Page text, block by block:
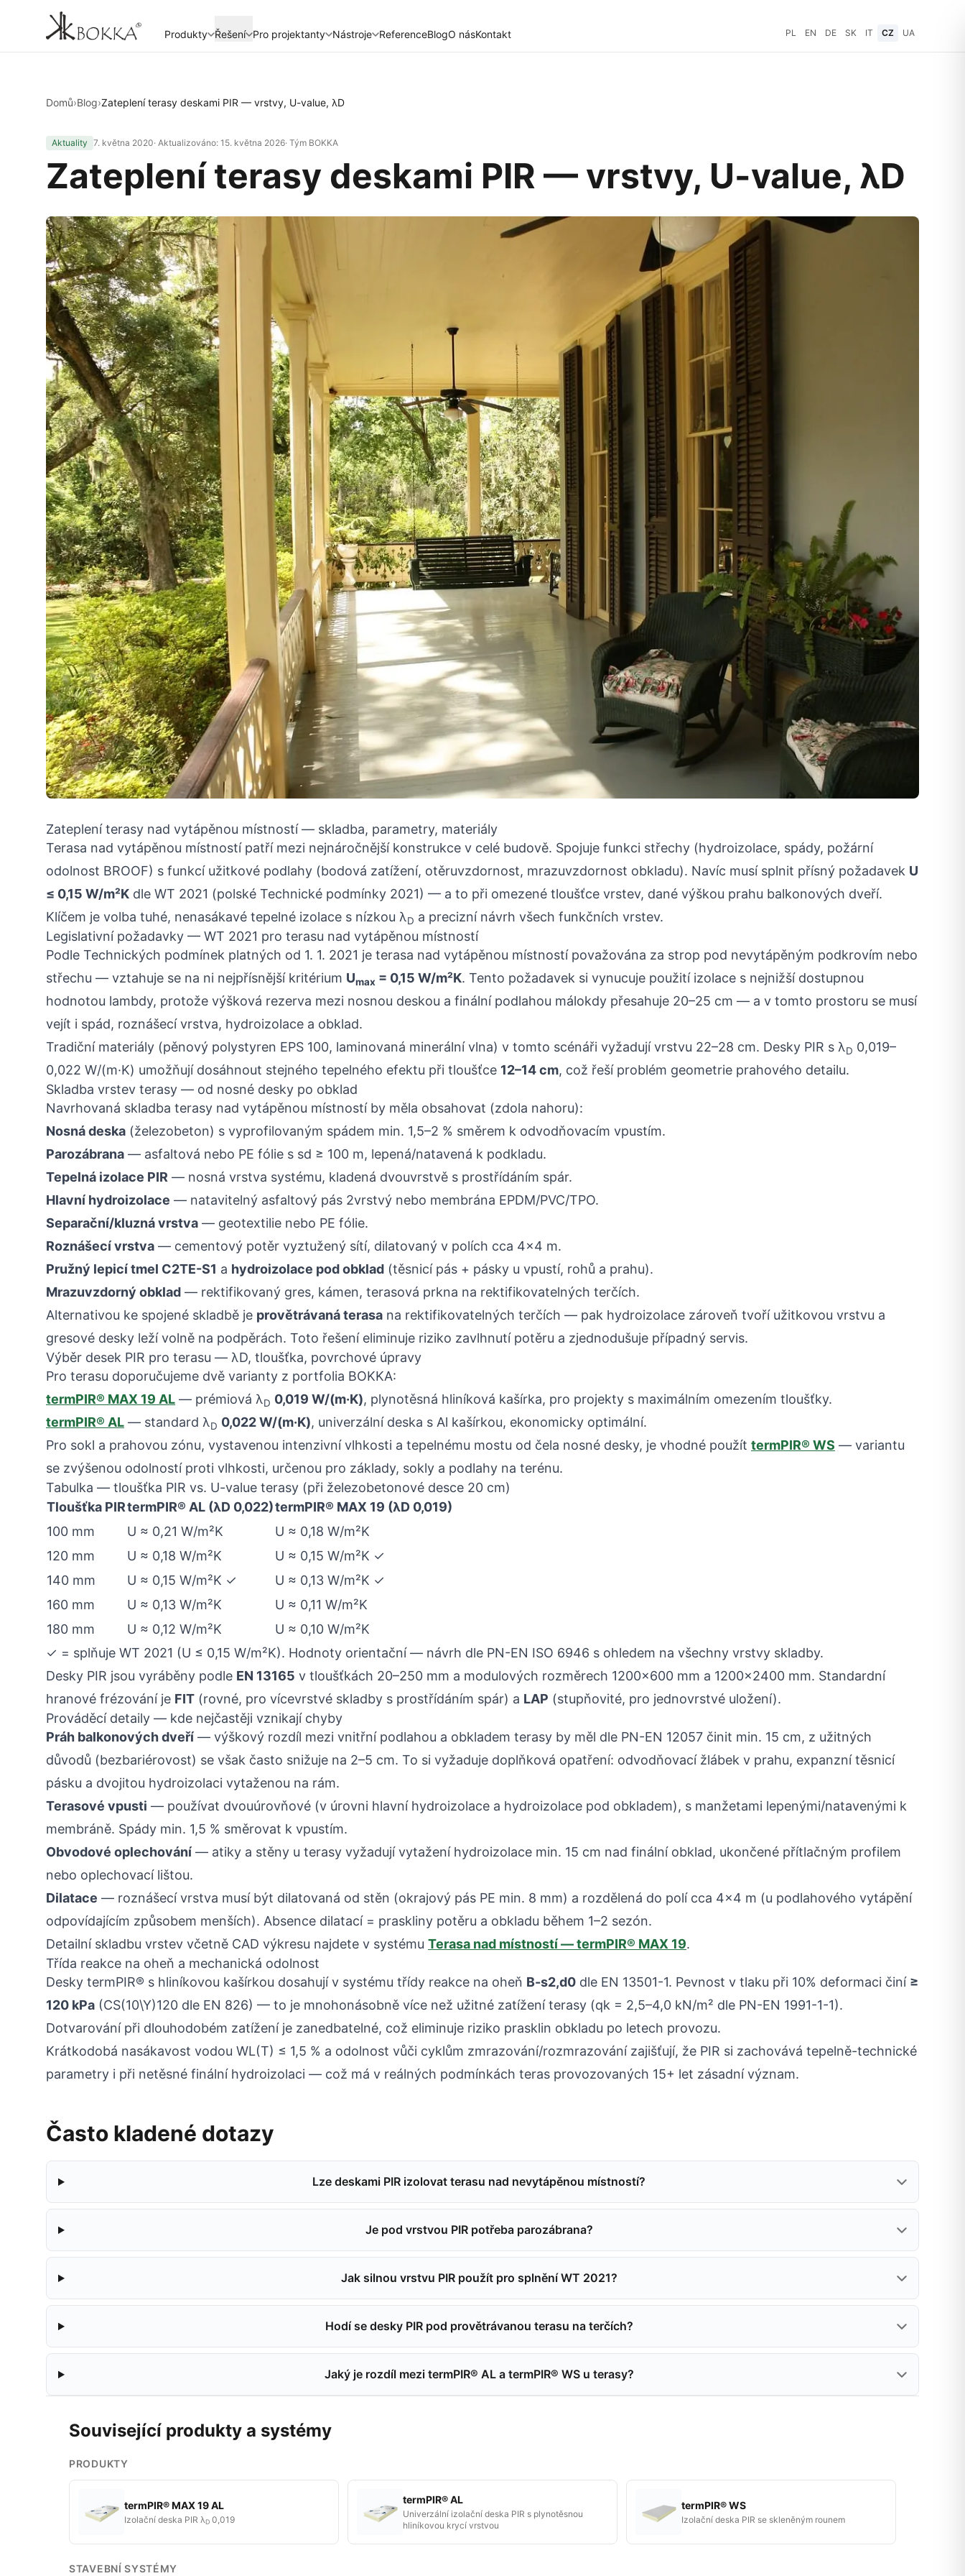
Produkty Řešení Pro projektanty Nástroje ReferenceBlogO násKontakt PL EN DE SK IT CZ UA
Domů›Blog›Zateplení terasy deskami PIR — vrstvy, U-value, λD
Aktuality 7. května 2020· Aktualizováno: 15. května 2026· Tým BOKKA
Zateplení terasy deskami PIR — vrstvy, U-value, λD
Zateplení terasy nad vytápěnou místností — skladba, parametry, materiály
Terasa nad vytápěnou místností patří mezi nejnáročnější konstrukce v celé budově. Spojuje funkci střechy (hydroizolace, spády, požární
odolnost BROOF) s funkcí užitkové podlahy (bodová zatížení, otěruvzdornost, mrazuvzdornost obkladu). Navíc musí splnit přísný požadavek U
≤ 0,15 W/m²K dle WT 2021 (polské Technické podmínky 2021) — a to při omezené tloušťce vrstev, dané výškou prahu balkonových dveří.
Klíčem je volba tuhé, nenasákavé tepelné izolace s nízkou λD a precizní návrh všech funkčních vrstev.
Legislativní požadavky — WT 2021 pro terasu nad vytápěnou místností
Podle Technických podmínek platných od 1. 1. 2021 je terasa nad vytápěnou místností považována za strop pod nevytápěným podkrovím nebo
střechu — vztahuje se na ni nejpřísnější kritérium Umax = 0,15 W/m²K. Tento požadavek si vynucuje použití izolace s nejnižší dostupnou
hodnotou lambdy, protože výšková rezerva mezi nosnou deskou a finální podlahou málokdy přesahuje 20–25 cm — a v tomto prostoru se musí
vejít i spád, roznášecí vrstva, hydroizolace a obklad.
Tradiční materiály (pěnový polystyren EPS 100, laminovaná minerální vlna) v tomto scénáři vyžadují vrstvu 22–28 cm. Desky PIR s λD 0,019–
0,022 W/(m·K) umožňují dosáhnout stejného tepelného efektu při tloušťce 12–14 cm, což řeší problém geometrie prahového detailu.
Skladba vrstev terasy — od nosné desky po obklad
Navrhovaná skladba terasy nad vytápěnou místností by měla obsahovat (zdola nahoru):
Nosná deska (železobeton) s vyprofilovaným spádem min. 1,5–2 % směrem k odvodňovacím vpustím.
Parozábrana — asfaltová nebo PE fólie s sd ≥ 100 m, lepená/natavená k podkladu.
Tepelná izolace PIR — nosná vrstva systému, kladená dvouvrstvě s prostřídáním spár.
Hlavní hydroizolace — natavitelný asfaltový pás 2vrstvý nebo membrána EPDM/PVC/TPO.
Separační/kluzná vrstva — geotextilie nebo PE fólie.
Roznášecí vrstva — cementový potěr vyztužený sítí, dilatovaný v polích cca 4×4 m.
Pružný lepicí tmel C2TE-S1 a hydroizolace pod obklad (těsnicí pás + pásky u vpustí, rohů a prahu).
Mrazuvzdorný obklad — rektifikovaný gres, kámen, terasová prkna na rektifikovatelných terčích.
Alternativou ke spojené skladbě je provětrávaná terasa na rektifikovatelných terčích — pak hydroizolace zároveň tvoří užitkovou vrstvu a
gresové desky leží volně na podpěrách. Toto řešení eliminuje riziko zavlhnutí potěru a zjednodušuje případný servis.
Výběr desek PIR pro terasu — λD, tloušťka, povrchové úpravy
Pro terasu doporučujeme dvě varianty z portfolia BOKKA:
termPIR® MAX 19 AL — prémiová λD 0,019 W/(m·K), plynotěsná hliníková kašírka, pro projekty s maximálním omezením tloušťky.
termPIR® AL — standard λD 0,022 W/(m·K), univerzální deska s Al kašírkou, ekonomicky optimální.
Pro sokl a prahovou zónu, vystavenou intenzivní vlhkosti a tepelnému mostu od čela nosné desky, je vhodné použít termPIR® WS — variantu
se zvýšenou odolností proti vlhkosti, určenou pro základy, sokly a podlahy na terénu.
Tabulka — tloušťka PIR vs. U-value terasy (při železobetonové desce 20 cm)
Tloušťka PIRtermPIR® AL (λD 0,022)termPIR® MAX 19 (λD 0,019)
100 mm
U ≈ 0,21 W/m²K
U ≈ 0,18 W/m²K
120 mm
U ≈ 0,18 W/m²K
U ≈ 0,15 W/m²K ✓
140 mm
U ≈ 0,15 W/m²K ✓
U ≈ 0,13 W/m²K ✓
160 mm
U ≈ 0,13 W/m²K
U ≈ 0,11 W/m²K
180 mm
U ≈ 0,12 W/m²K
U ≈ 0,10 W/m²K
✓ = splňuje WT 2021 (U ≤ 0,15 W/m²K). Hodnoty orientační — návrh dle PN-EN ISO 6946 s ohledem na všechny vrstvy skladby.
Desky PIR jsou vyráběny podle EN 13165 v tloušťkách 20–250 mm a modulových rozměrech 1200×600 mm a 1200×2400 mm. Standardní
hranové frézování je FIT (rovné, pro vícevrstvé skladby s prostřídáním spár) a LAP (stupňovité, pro jednovrstvé uložení).
Prováděcí detaily — kde nejčastěji vznikají chyby
Práh balkonových dveří — výškový rozdíl mezi vnitřní podlahou a obkladem terasy by měl dle PN-EN 12057 činit min. 15 cm, z užitných
důvodů (bezbariérovost) se však často snižuje na 2–5 cm. To si vyžaduje doplňková opatření: odvodňovací žlábek v prahu, expanzní těsnicí
pásku a dvojitou hydroizolaci vytaženou na rám.
Terasové vpusti — používat dvouúrovňové (v úrovni hlavní hydroizolace a hydroizolace pod obkladem), s manžetami lepenými/natavenými k
membráně. Spády min. 1,5 % směrovat k vpustím.
Obvodové oplechování — atiky a stěny u terasy vyžadují vytažení hydroizolace min. 15 cm nad finální obklad, ukončené přítlačným profilem
nebo oplechovací lištou.
Dilatace — roznášecí vrstva musí být dilatovaná od stěn (okrajový pás PE min. 8 mm) a rozdělená do polí cca 4×4 m (u podlahového vytápění
odpovídajícím způsobem menších). Absence dilatací = praskliny potěru a obkladu během 1–2 sezón.
Detailní skladbu vrstev včetně CAD výkresu najdete v systému Terasa nad místností — termPIR® MAX 19.
Třída reakce na oheň a mechanická odolnost
Desky termPIR® s hliníkovou kašírkou dosahují v systému třídy reakce na oheň B-s2,d0 dle EN 13501-1. Pevnost v tlaku při 10% deformaci činí ≥
120 kPa (CS(10\Y)120 dle EN 826) — to je mnohonásobně více než užitné zatížení terasy (qk = 2,5–4,0 kN/m² dle PN-EN 1991-1-1).
Dotvarování při dlouhodobém zatížení je zanedbatelné, což eliminuje riziko prasklin obkladu po letech provozu.
Krátkodobá nasákavost vodou WL(T) ≤ 1,5 % a odolnost vůči cyklům zmrazování/rozmrazování zajišťují, že PIR si zachovává tepelně-technické
parametry i při netěsné finální hydroizolaci — což má v reálných podmínkách teras provozovaných 15+ let zásadní význam.
Často kladené dotazy
Lze deskami PIR izolovat terasu nad nevytápěnou místností?
Je pod vrstvou PIR potřeba parozábrana?
Jak silnou vrstvu PIR použít pro splnění WT 2021?
Hodí se desky PIR pod provětrávanou terasu na terčích?
Jaký je rozdíl mezi termPIR® AL a termPIR® WS u terasy?
Související produkty a systémy
PRODUKTY
termPIR® MAX 19 AL
Izolační deska PIR λD 0,019
termPIR® AL
Univerzální izolační deska PIR s plynotěsnou
hliníkovou krycí vrstvou
termPIR® WS
Izolační deska PIR se skleněným rounem
STAVEBNÍ SYSTÉMY